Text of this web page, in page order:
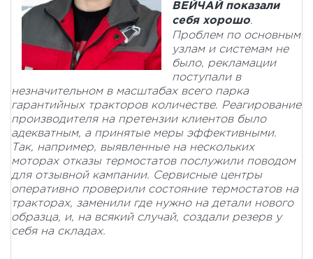
ВЕЙЧАЙ показали
себя хорошо.
Проблем по основным
узлам и системам не
было, рекламации
поступали в
незначительном в масштабах всего парка
гарантийных тракторов количестве. Реагирование
производителя на претензии клиентов было
адекватным, а принятые меры эффективными.
Так, например, выявленные на нескольких
моторах отказы термостатов послужили поводом
для отзывной кампании. Сервисные центры
оперативно проверили состояние термостатов на
тракторах, заменили где нужно на детали нового
образца, и, на всякий случай, создали резерв у
себя на складах.